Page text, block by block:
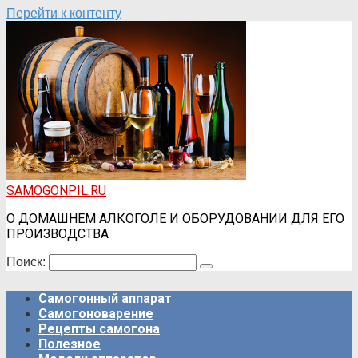
Перейти к контенту
SAMOGONPIL.RU
О ДОМАШНЕМ АЛКОГОЛЕ И ОБОРУДОВАНИИ ДЛЯ ЕГО
ПРОИЗВОДСТВА
Поиск:
Самогонный аппарат
Самогоноварение
Рецепты самогона
Полезное